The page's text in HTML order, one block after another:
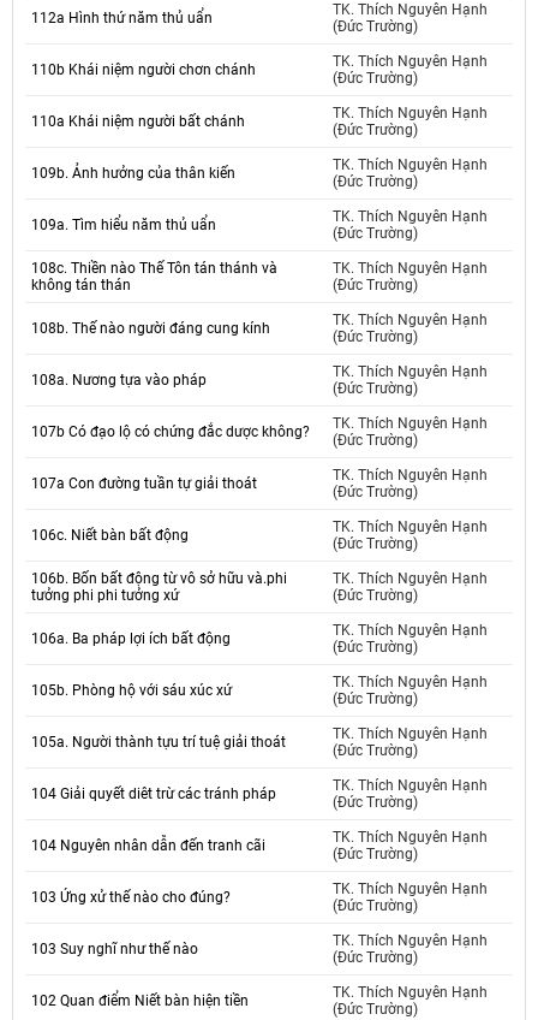
112a Hình thứ năm thủ uẩn
TK. Thích Nguyên Hạnh
(Đức Trường)
110b Khái niệm người chơn chánh
TK. Thích Nguyên Hạnh
(Đức Trường)
110a Khái niệm người bất chánh
TK. Thích Nguyên Hạnh
(Đức Trường)
109b. Ảnh hưởng của thân kiến
TK. Thích Nguyên Hạnh
(Đức Trường)
109a. Tìm hiểu năm thủ uẩn
TK. Thích Nguyên Hạnh
(Đức Trường)
108c. Thiền nào Thế Tôn tán thánh và
không tán thán
TK. Thích Nguyên Hạnh
(Đức Trường)
108b. Thế nào người đáng cung kính
TK. Thích Nguyên Hạnh
(Đức Trường)
108a. Nương tựa vào pháp
TK. Thích Nguyên Hạnh
(Đức Trường)
107b Có đạo lộ có chứng đắc dược không?
TK. Thích Nguyên Hạnh
(Đức Trường)
107a Con đường tuần tự giải thoát
TK. Thích Nguyên Hạnh
(Đức Trường)
106c. Niết bàn bất động
TK. Thích Nguyên Hạnh
(Đức Trường)
106b. Bốn bất động từ vô sở hữu và.phi
tưởng phi phi tưởng xứ
TK. Thích Nguyên Hạnh
(Đức Trường)
106a. Ba pháp lợi ích bất động
TK. Thích Nguyên Hạnh
(Đức Trường)
105b. Phòng hộ với sáu xúc xứ
TK. Thích Nguyên Hạnh
(Đức Trường)
105a. Người thành tựu trí tuệ giải thoát
TK. Thích Nguyên Hạnh
(Đức Trường)
104 Giải quyết diêt trừ các tránh pháp
TK. Thích Nguyên Hạnh
(Đức Trường)
104 Nguyên nhân dẫn đến tranh cãi
TK. Thích Nguyên Hạnh
(Đức Trường)
103 Ứng xử thế nào cho đúng?
TK. Thích Nguyên Hạnh
(Đức Trường)
103 Suy nghĩ như thế nào
TK. Thích Nguyên Hạnh
(Đức Trường)
102 Quan điểm Niết bàn hiện tiền
TK. Thích Nguyên Hạnh
(Đức Trường)